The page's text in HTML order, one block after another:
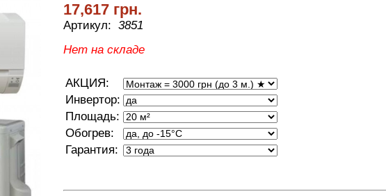
17,617 грн.
Артикул: 3851
Нет на складе
АКЦИЯ:
Инвертор:
Площадь:
Обогрев:
Гарантия: